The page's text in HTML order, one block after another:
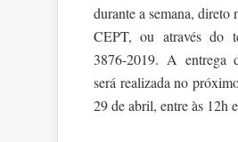
durante a semana, direto
CEPT, ou através do
3876-2019. A entrega
será realizada no
29 de abril, entre às 12h